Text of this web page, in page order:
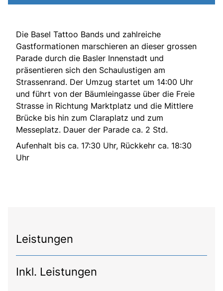
Die Basel Tattoo Bands und zahlreiche
Gastformationen marschieren an dieser grossen
Parade durch die Basler Innenstadt und
präsentieren sich den Schaulustigen am
Strassenrand. Der Umzug startet um 14:00 Uhr
und führt von der Bäumleingasse über die Freie
Strasse in Richtung Marktplatz und die Mittlere
Brücke bis hin zum Claraplatz und zum
Messeplatz. Dauer der Parade ca. 2 Std.
Aufenhalt bis ca. 17:30 Uhr, Rückkehr ca. 18:30
Uhr
Leistungen
Inkl. Leistungen